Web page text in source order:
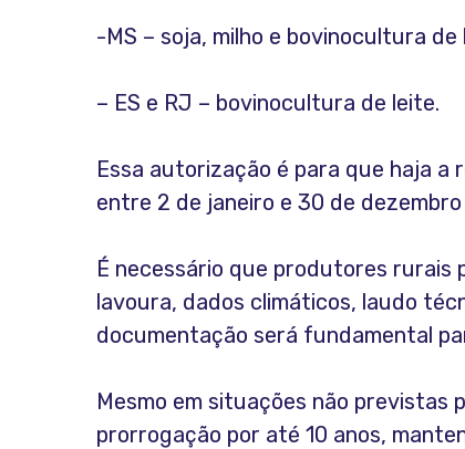
-MS – soja, milho e bovinocultura
– ES e RJ – bovinocultura de leite.
Essa autorização é para que haja a
entre 2 de janeiro e 30 de
É necessário que produtores
lavoura, dados climáticos, laudo
documentação será fundamental
Mesmo em situações não previstas
prorrogação por até 10 anos,